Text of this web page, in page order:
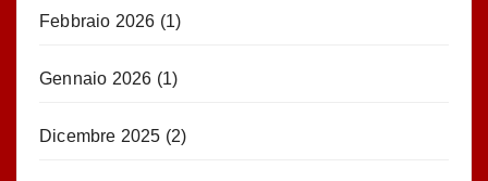
Febbraio 2026 (1)
Gennaio 2026 (1)
Dicembre 2025 (2)